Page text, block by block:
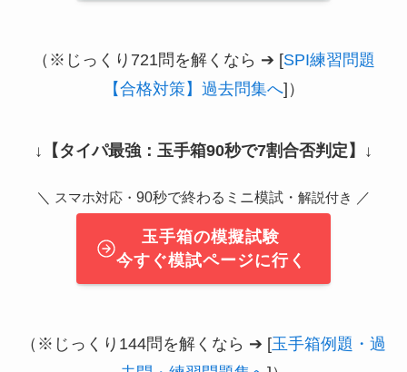
（※じっくり721問を解くなら ➔ [SPI練習問題
【合格対策】過去問集へ]）
↓ 【タイパ最強：玉手箱90秒で7割合否判定】 ↓
＼ スマホ対応・ 90秒で終わるミニ模試・ 解説付き ／
玉手箱の模擬試験
今すぐ模試ページに行く
（※じっくり144問を解くなら ➔ [玉手箱例題・過